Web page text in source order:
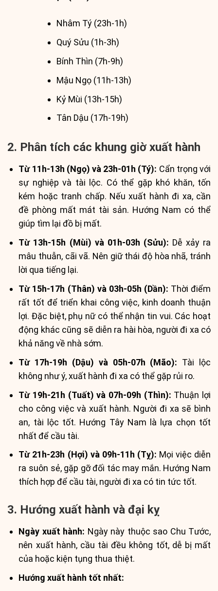
Nhâm Tý (23h-1h)
Quý Sửu (1h-3h)
Bính Thìn (7h-9h)
Mậu Ngọ (11h-13h)
Kỷ Mùi (13h-15h)
Tân Dậu (17h-19h)
2. Phân tích các khung giờ xuất hành
Từ 11h-13h (Ngọ) và 23h-01h (Tý): Cẩn trọng với
sự nghiệp và tài lộc. Có thể gặp khó khăn, tốn
kém hoặc tranh chấp. Nếu xuất hành đi xa, cần
đề phòng mất mát tài sản. Hướng Nam có thể
giúp tìm lại đồ bị mất.
Từ 13h-15h (Mùi) và 01h-03h (Sửu): Dễ xảy ra
mâu thuẫn, cãi vã. Nên giữ thái độ hòa nhã, tránh
lời qua tiếng lại.
Từ 15h-17h (Thân) và 03h-05h (Dần): Thời điểm
rất tốt để triển khai công việc, kinh doanh thuận
lợi. Đặc biệt, phụ nữ có thể nhận tin vui. Các hoạt
động khác cũng sẽ diễn ra hài hòa, người đi xa có
khả năng về nhà sớm.
Từ 17h-19h (Dậu) và 05h-07h (Mão): Tài lộc
không như ý, xuất hành đi xa có thể gặp rủi ro.
Từ 19h-21h (Tuất) và 07h-09h (Thìn): Thuận lợi
cho công việc và xuất hành. Người đi xa sẽ bình
an, tài lộc tốt. Hướng Tây Nam là lựa chọn tốt
nhất để cầu tài.
Từ 21h-23h (Hợi) và 09h-11h (Tỵ): Mọi việc diễn
ra suôn sẻ, gặp gỡ đối tác may mắn. Hướng Nam
thích hợp để cầu tài, người đi xa có tin tức tốt.
3. Hướng xuất hành và đại kỵ
Ngày xuất hành: Ngày này thuộc sao Chu Tước,
nên xuất hành, cầu tài đều không tốt, dễ bị mất
của hoặc kiện tụng thua thiệt.
Hướng xuất hành tốt nhất: